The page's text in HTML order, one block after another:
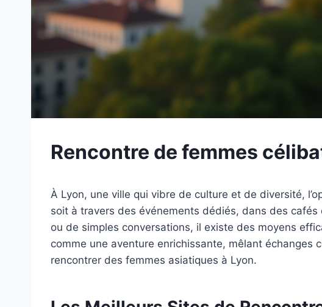
Rencontre de femmes
À Lyon, une ville qui vibre de culture et de diversité,
soit à travers des événements dédiés, dans des cafés
ou de simples conversations, il existe des moyens
comme une aventure enrichissante, mêlant
rencontrer des femmes asiatiques à Lyon.